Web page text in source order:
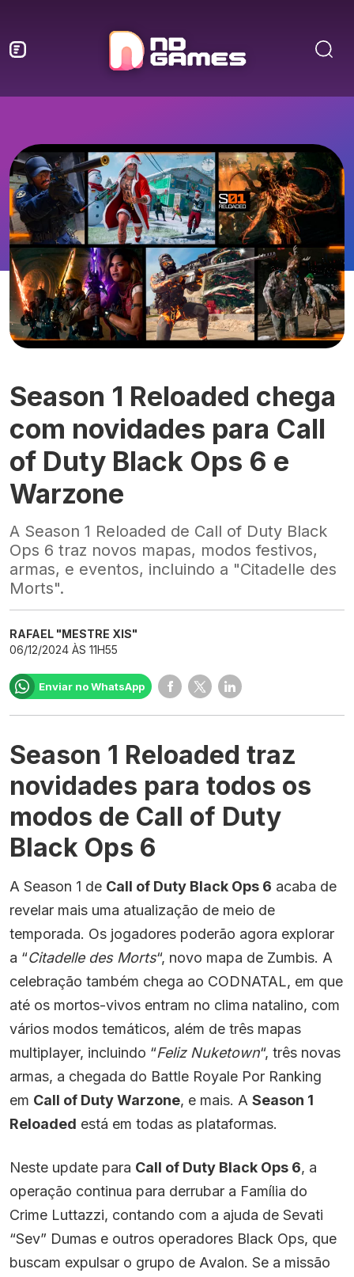
Season 1 Reloaded chega
com novidades para Call
of Duty Black Ops 6 e
Warzone
A Season 1 Reloaded de Call of Duty Black
Ops 6 traz novos mapas, modos festivos,
armas, e eventos, incluindo a "Citadelle des
Morts".
RAFAEL "MESTRE XIS"
06/12/2024 ÀS 11H55
Enviar no WhatsApp
Season 1 Reloaded traz
novidades para todos os
modos de Call of Duty
Black Ops 6
A Season 1 de Call of Duty Black Ops 6 acaba de
revelar mais uma atualização de meio de
temporada. Os jogadores poderão agora explorar
a “Citadelle des Morts“, novo mapa de Zumbis. A
celebração também chega ao CODNATAL, em que
até os mortos-vivos entram no clima natalino, com
vários modos temáticos, além de três mapas
multiplayer, incluindo “Feliz Nuketown“, três novas
armas, a chegada do Battle Royale Por Ranking
em Call of Duty Warzone, e mais. A Season 1
Reloaded está em todas as plataformas.
Neste update para Call of Duty Black Ops 6, a
operação continua para derrubar a Família do
Crime Luttazzi, contando com a ajuda de Sevati
“Sev” Dumas e outros operadores Black Ops, que
buscam expulsar o grupo de Avalon. Se a missão